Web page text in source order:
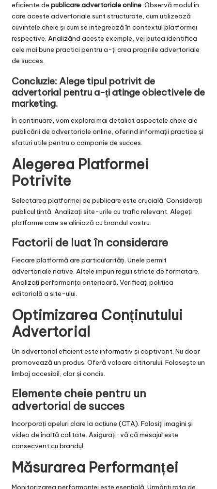
eficiente de publicare advertoriale online. Observă modul în
care aceste advertoriale sunt structurate, cum utilizează
cuvintele cheie și cum se integrează în contextul platformei
respective. Analizând aceste exemple, vei putea identifica
cele mai bune practici pentru a-ți crea propriile advertoriale
de succes.
Concluzie: Alege tipul potrivit de
advertorial pentru a-ți atinge obiectivele de
marketing.
În continuare, vom explora mai detaliat aspectele cheie ale
publicării de advertoriale online, oferind informații practice și
sfaturi utile pentru o campanie de succes.
Alegerea Platformei
Potrivite
Selectarea platformei de publicare este crucială. Considerați
publicul țintă. Analizați site-urile cu trafic relevant. Alegeți
platforme care se aliniază cu brandul vostru.
Factorii de luat în considerare
Fiecare platformă are particularități. Unele permit
advertoriale native. Altele impun reguli stricte de formatare.
Analizați performanța anterioară. Verificați politica
editorială a site-ului.
Optimizarea Conținutului
Advertorial
Un advertorial eficient este informativ și captivant. Nu doar
promovează un produs. Oferă valoare cititorului. Folosește un
limbaj accesibil, clar și concis.
Elemente cheie pentru un
advertorial de succes
Incorporați apeluri clare la acțiune (CTA). Folosiți imagini și
video de înaltă calitate. Asigurați-vă că mesajul este
consecvent cu brandul.
Măsurarea Performanței
Monitorizarea performanței este esențială. Urmăriți rata de